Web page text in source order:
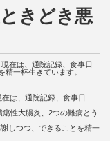
きどき悪
在は、通院記録、食事日
一杯生きています。
は、通院記録、食事日
性大腸炎、2つの難病とう
しつつ、できることを精一